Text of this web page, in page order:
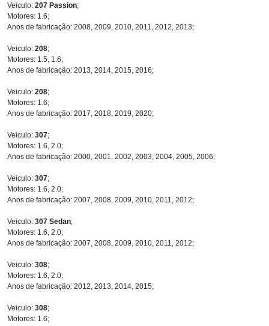
Veiculo: 207 Passion;
Motores: 1.6;
Anos de fabricação: 2008, 2009, 2010, 2011, 2012, 2013;
Veiculo: 208;
Motores: 1.5, 1.6;
Anos de fabricação: 2013, 2014, 2015, 2016;
Veiculo: 208;
Motores: 1.6;
Anos de fabricação: 2017, 2018, 2019, 2020;
Veiculo: 307;
Motores: 1.6, 2.0;
Anos de fabricação: 2000, 2001, 2002, 2003, 2004, 2005, 2006;
Veiculo: 307;
Motores: 1.6, 2.0;
Anos de fabricação: 2007, 2008, 2009, 2010, 2011, 2012;
Veiculo: 307 Sedan;
Motores: 1.6, 2.0;
Anos de fabricação: 2007, 2008, 2009, 2010, 2011, 2012;
Veiculo: 308;
Motores: 1.6, 2.0;
Anos de fabricação: 2012, 2013, 2014, 2015;
Veiculo: 308;
Motores: 1.6;